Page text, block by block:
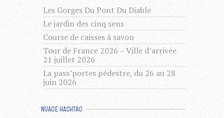
Les Gorges Du Pont Du Diable
Le jardin des cinq sens
Course de caisses à savon
Tour de France 2026 – Ville d’arrivée
21 juillet 2026
La pass’portes pédestre, du 26 au 28
juin 2026
NUAGE HASHTAG